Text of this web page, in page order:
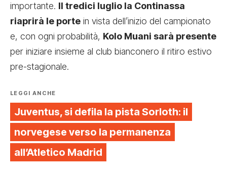
importante. Il tredici luglio la Continassa
riaprirà le porte in vista dell’inizio del campionato
e, con ogni probabilità, Kolo Muani sarà presente
per iniziare insieme al club bianconero il ritiro estivo
pre-stagionale.
LEGGI ANCHE
Juventus, si defila la pista Sorloth: il
norvegese verso la permanenza
all’Atletico Madrid